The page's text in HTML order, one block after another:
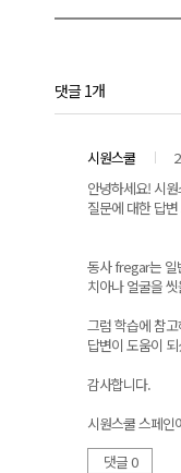
댓글 1개
시원스쿨
안녕하세요! 시
질문에 대한 답
동사 fregar는 일
치아나 얼굴을
그럼 학습에 참
답변이 도움이
감사합니다.
시원스쿨 스페인
댓글 0